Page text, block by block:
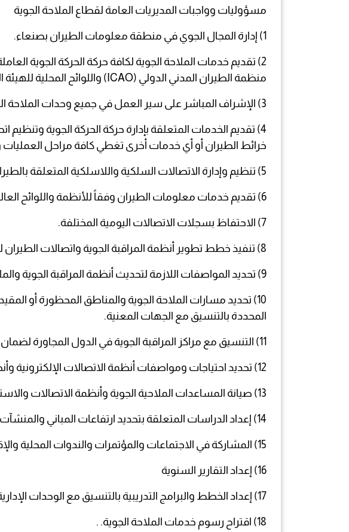
مسؤوليات وواجبات المديريات العامة لقطاع الملاحة الجوية
1) إدارة المجال الجوي في منطقة معلومات الطيران بصنعاء.
2) تقديم خدمات الملاحة الجوية لكافة حركة الحركة الجوية
منظمة الطيران المدني الدولي (ICAO) واللوائح المحلية للهيئة العامة للطيران المدني.
3) الإشراف المباشر على سير العمل في جميع وحدات الملاحة الجوية والعمل على تنفيذ التشريعات واللوائح المتعلقة بنشاط الملاحة الجوية.
4) تقديم الخدمات المتعلقة بإدارة حركة الحركة الجوية
خرائط الطيران أو أي خدمات أخرى تغطي كافة مراحل العمليات
5) تنظيم وإدارة الاتصالات السلكية واللاسلكية المتعلقة بالطيران المدني بالتنسيق مع الجهات المعنية.
6) تقديم خدمات معلومات الطيران وفقاً للأنظمة واللوائح العالمية.
7) الاحتفاظ بسجلات الاتصالات اليومية المختلفة.
8) تنفيذ خطط تطوير أنظمة المراقبة الجوية واتصالات الطيران لتحديثها.
9) تحديد المواصفات اللازمة لتحديث أنظمة المراقبة الجوية والملاحة الجوية والاتصالات
10) تحديد مسارات الملاحة الجوية والمناطق المحظورة أو
المحددة بالتنسيق مع الجهات المعنية.
11) التنسيق مع مراكز المراقبة الجوية في الدول المجاورة لضمان سلامة الملاحة الجوية.
12) تحديد احتياجات ومواصفات أنظمة الاتصالات الإلكترونية وأنظمة الملاحة الجوية والرادار وصيانتها.
13) صيانة المساعدات الملاحية الجوية وأنظمة الاتصالات والاستكشاف المستخدمة في تقديم خدمات الملاحة الجوية. .
14) إعداد الدراسات المتعلقة بتحديد ارتفاعات المباني والمنشآت والعوائق التي قد تؤثر على الملاحة الجوية وإشاراتها بالتنسيق مع الجهات المعنية.
15) المشاركة في الاجتماعات والمؤتمرات والندوات المحلية والإقليمية والدولية.
16) إعداد التقارير السنوية
17) إعداد الخطط والبرامج التدريبية بالتنسيق مع الوحدات الإدارية المعنية.
18) اقتراح رسوم خدمات الملاحة الجوية. .